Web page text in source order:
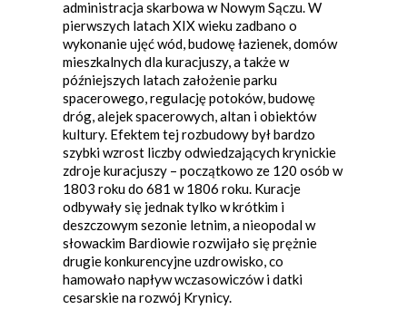
administracja skarbowa w Nowym Sączu. W
pierwszych latach XIX wieku zadbano o
wykonanie ujęć wód, budowę łazienek, domów
mieszkalnych dla kuracjuszy, a także w
późniejszych latach założenie parku
spacerowego, regulację potoków, budowę
dróg, alejek spacerowych, altan i obiektów
kultury. Efektem tej rozbudowy był bardzo
szybki wzrost liczby odwiedzających krynickie
zdroje kuracjuszy – początkowo ze 120 osób w
1803 roku do 681 w 1806 roku. Kuracje
odbywały się jednak tylko w krótkim i
deszczowym sezonie letnim, a nieopodal w
słowackim Bardiowie rozwijało się prężnie
drugie konkurencyjne uzdrowisko, co
hamowało napływ wczasowiczów i datki
cesarskie na rozwój Krynicy.